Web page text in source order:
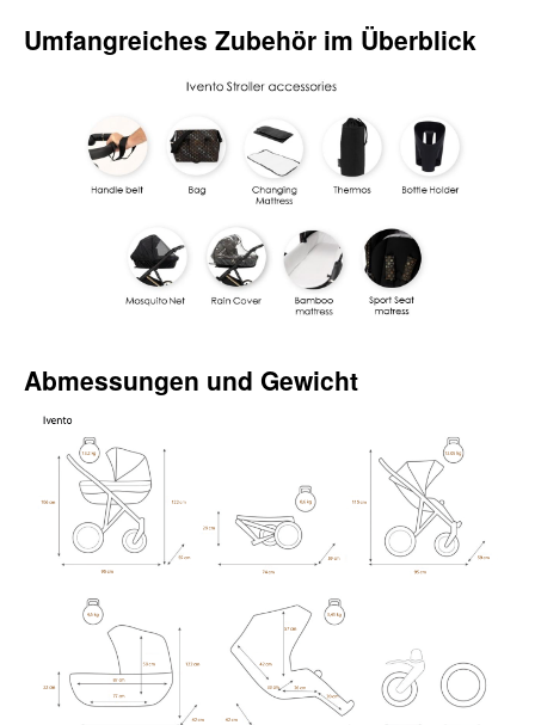
Umfangreiches Zubehör im Überblick
Abmessungen und Gewicht